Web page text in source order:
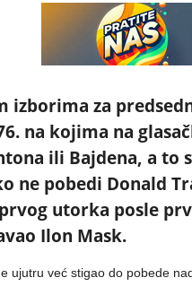
izborima za
na kojima na
ili Bajdena, a to
ne pobedi Donald
utorka posle
Ilon Mask.
ujutru već stigao do pobede